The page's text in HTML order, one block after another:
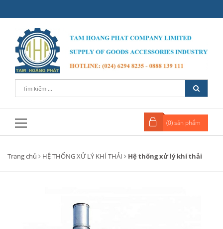
(0) sản phẩm
Trang chủ HỆ THỐNG XỬ LÝ KHÍ THẢI Hệ thống xử lý khí thải